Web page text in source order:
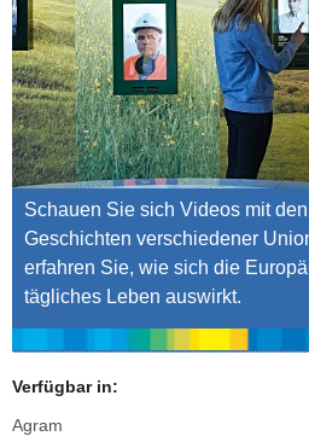
Schauen Sie sich Videos mit
Geschichten verschiedener
erfahren Sie, wie sich die
tägliches Leben auswirkt.
Verfügbar in:
Agram